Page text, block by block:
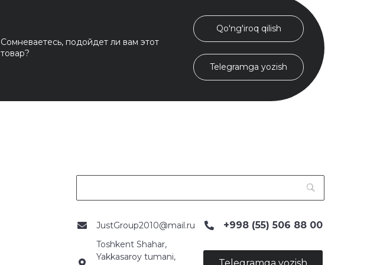
Сомневаетесь, подойдет ли вам этот
товар?
Qo'ng'iroq qilish
Telegramga yozish
JustGroup2010@mail.ru +998 (55) 506 88 00
Toshkent Shahar,
Yakkasaroy tumani,